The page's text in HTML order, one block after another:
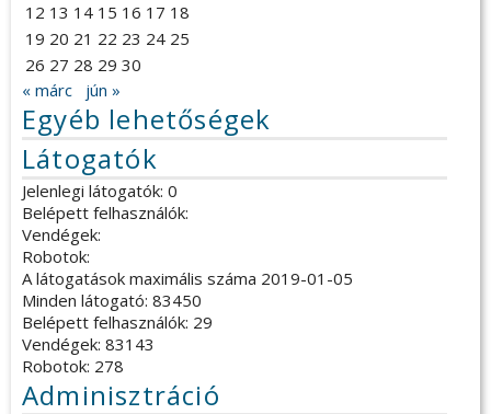
12 13 14 15 16 17 18
19 20 21 22 23 24 25
26 27 28 29 30
« márc
jún »
Egyéb lehetőségek
Látogatók
Jelenlegi látogatók: 0
Belépett felhasználók:
Vendégek:
Robotok:
A látogatások maximális száma 2019-01-05
Minden látogató: 83450
Belépett felhasználók: 29
Vendégek: 83143
Robotok: 278
Adminisztráció